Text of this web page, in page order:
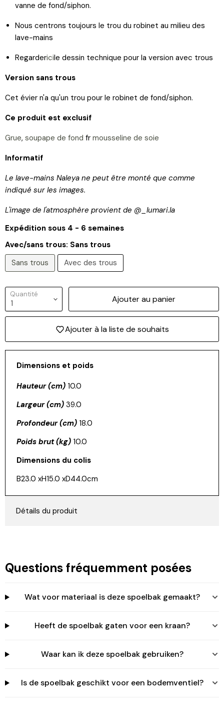
vanne de fond/siphon.
Nous centrons toujours le trou du robinet au milieu des
lave-mains
Regardericile dessin technique pour la version avec trous
Version sans trous
Cet évier n'a qu'un trou pour le robinet de fond/siphon.
Ce produit est exclusif
Grue, soupape de fond fr mousseline de soie
Informatif
Le lave-mains Naleya ne peut être monté que comme
indiqué sur les images.
L'image de l'atmosphère provient de @_lumari.la
Expédition sous 4 - 6 semaines
Avec/sans trous: Sans trous
Sans trous
Avec des trous
Quantité Ajouter au panier
Ajouter à la liste de souhaits
Dimensions et poids
Hauteur (cm) 10.0
Largeur (cm) 39.0
Profondeur (cm) 18.0
Poids brut (kg) 10.0
Dimensions du colis
B23.0 xH15.0 xD44.0cm
Détails du produit
Questions fréquemment posées
Wat voor materiaal is deze spoelbak gemaakt?
Heeft de spoelbak gaten voor een kraan?
Waar kan ik deze spoelbak gebruiken?
Is de spoelbak geschikt voor een bodemventiel?
Connexion requise
Connectez-vous à votre compte pour ajouter des
produits à votre liste de souhaits et afficher vos
articles précédemment enregistrés.